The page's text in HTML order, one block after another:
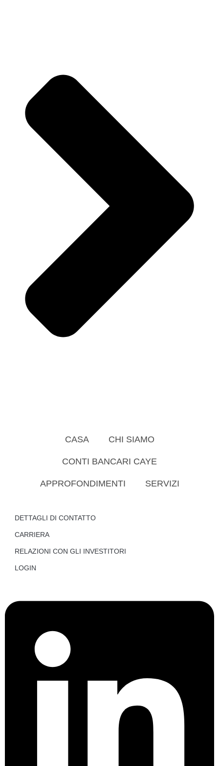
CASA CHI SIAMO
CONTI BANCARI CAYE
APPROFONDIMENTI SERVIZI
DETTAGLI DI CONTATTO
CARRIERA
RELAZIONI CON GLI INVESTITORI
LOGIN